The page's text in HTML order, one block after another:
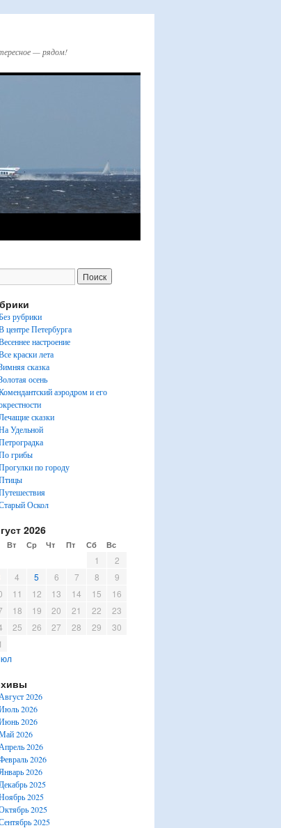
— рядом!
рубрики
центре Петербурга
настроение
краски лета
сказка
осень
аэродром и его
сказки
Удельной
грибы
по городу
Оскол
2026
Вт Ср Чт Пт Сб Вс
1
2
4 5 6 7 8
9
11 12 13 14 15
16
18 19 20 21 22
23
25 26 27 28 29
30
Август 2026
2026
2026
2026
Апрель 2026
2026
Январь 2026
Декабрь 2025
2025
2025
2025